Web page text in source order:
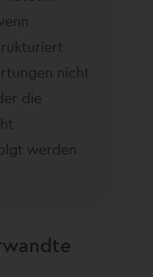
nicht
die
werden